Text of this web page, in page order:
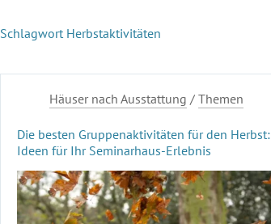
SchlagwortHerbstaktivitäten
Häuser nach Ausstattung / Themen
Die besten Gruppenaktivitäten für den Herbst:
Ideen für Ihr Seminarhaus-Erlebnis